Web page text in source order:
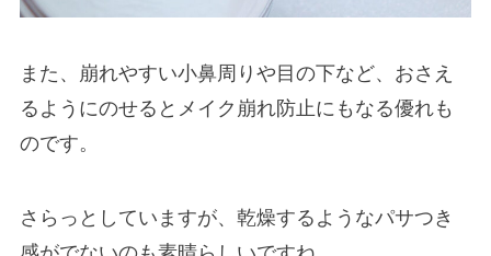
また、崩れやすい小鼻周りや目の下など、おさえ
るようにのせるとメイク崩れ防止にもなる優れも
のです。
さらっとしていますが、乾燥するようなパサつき